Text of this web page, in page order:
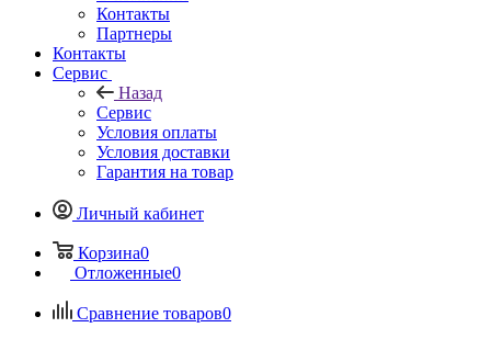
Контакты
Партнеры
Контакты
Сервис
Назад
Сервис
Условия оплаты
Условия доставки
Гарантия на товар
Личный кабинет
Корзина0
Отложенные0
Сравнение товаров0